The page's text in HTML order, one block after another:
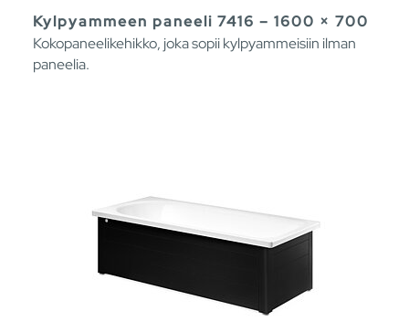
Kylpyammeen paneeli 7416 – 1600 × 700
Kokopaneelikehikko, joka sopii kylpyammeisiin ilman
paneelia.